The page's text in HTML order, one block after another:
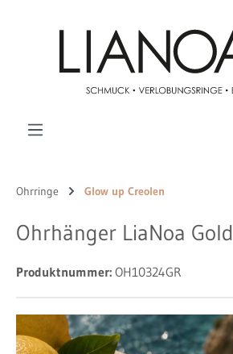
Ohrringe Glow up Creolen
Ohrhänger LiaNoa Gold
Produktnummer: OH10324GR